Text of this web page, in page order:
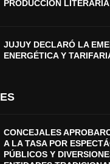
PRODUCCIÓN
JUJUY DECLARÓ LA
ENERGÉTICA Y
CONCEJALES
A LA TASA POR
PÚBLICOS Y